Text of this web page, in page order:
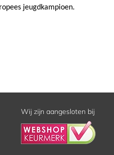
jeugdkampioen.
Wij zijn aangesloten bij